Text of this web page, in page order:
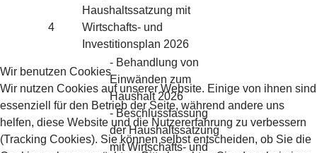
4
Haushaltssatzung mit
Wirtschafts- und
Investitionsplan 2026
- Behandlung von
Einwänden zum
Haushalt 2026
- Beschlussfassung
der Haushaltssatzung
mit Wirtschafts- und
Wir benutzen Cookies
Wir nutzen Cookies auf unserer Website. Einige von ihnen sind
essenziell für den Betrieb der Seite, während andere uns
helfen, diese Website und die Nutzererfahrung zu verbessern
(Tracking Cookies). Sie können selbst entscheiden, ob Sie die